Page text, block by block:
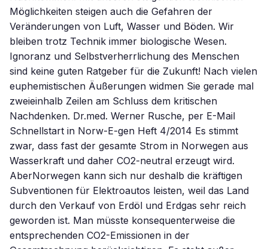
Möglichkeiten steigen auch die Gefahren der
Veränderungen von Luft, Wasser und Böden. Wir
bleiben trotz Technik immer biologische Wesen.
Ignoranz und Selbstverherrlichung des Menschen
sind keine guten Ratgeber für die Zukunft! Nach vielen
euphemistischen Äußerungen widmen Sie gerade mal
zweieinhalb Zeilen am Schluss dem kritischen
Nachdenken. Dr.med. Werner Rusche, per E-Mail
Schnellstart in Norw-E-gen Heft 4/2014 Es stimmt
zwar, dass fast der gesamte Strom in Norwegen aus
Wasserkraft und daher CO2-neutral erzeugt wird.
AberNorwegen kann sich nur deshalb die kräftigen
Subventionen für Elektroautos leisten, weil das Land
durch den Verkauf von Erdöl und Erdgas sehr reich
geworden ist. Man müsste konsequenterweise die
entsprechenden CO2-Emissionen in der